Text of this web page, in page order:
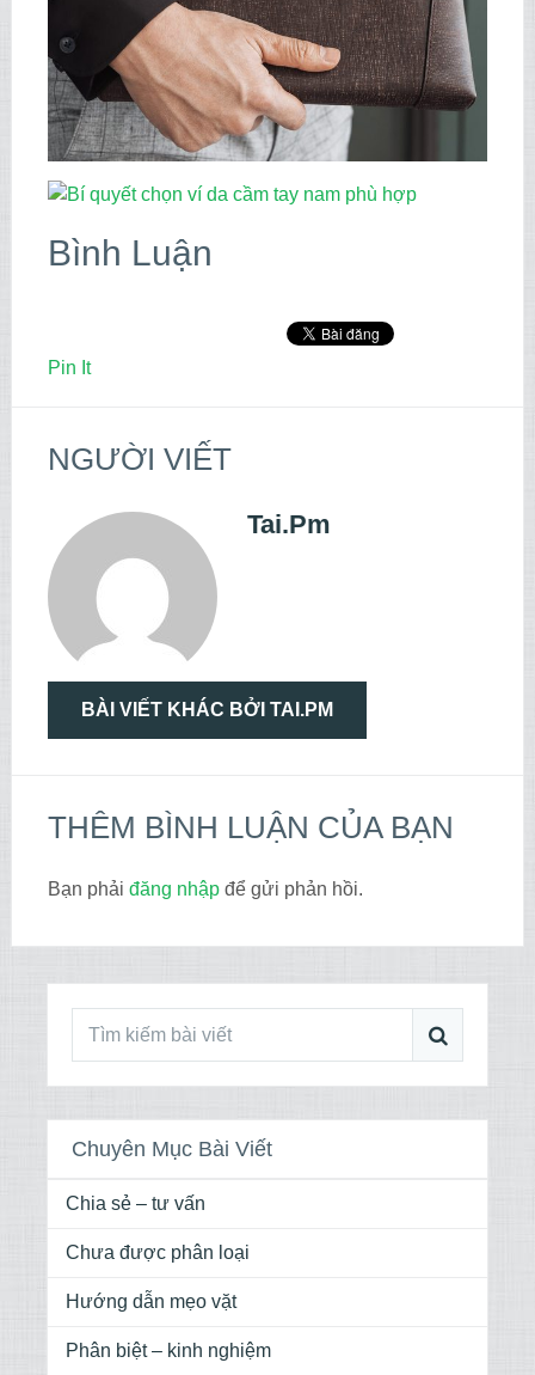
Bình Luận
Pin It
NGƯỜI VIẾT
Tai.pm
BÀI VIẾT KHÁC BỞI TAI.PM
THÊM BÌNH LUẬN CỦA BẠN
Bạn phải đăng nhậpđể gửi phản hồi.
Chuyên Mục Bài Viết
Chia sẻ – tư vấn
Chưa được phân loại
Hướng dẫn mẹo vặt
Phân biệt – kinh nghiệm